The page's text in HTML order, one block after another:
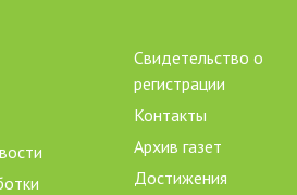
Свидетельство о
регистрации
Контакты
Архив газет
Достижения